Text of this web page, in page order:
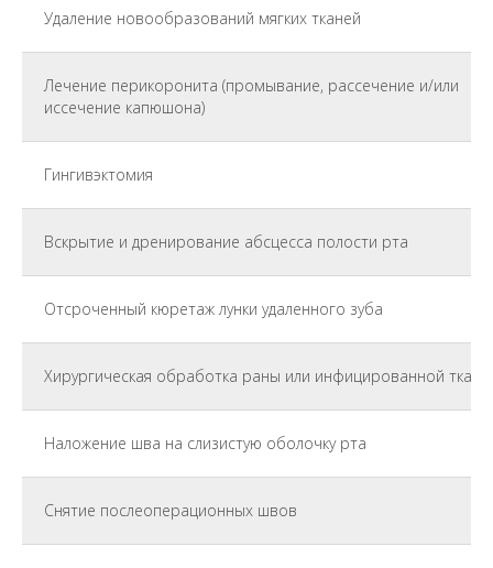
Удаление новообразований мягких тканей
Лечение перикоронита (промывание, рассечение и/или
иссечение капюшона)
Гингивэктомия
Вскрытие и дренирование абсцесса полости рта
Отсроченный кюретаж лунки удаленного зуба
Хирургическая обработка раны или инфицированной ткани
Наложение шва на слизистую оболочку рта
Снятие послеоперационных швов